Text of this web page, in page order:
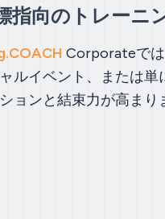
指向のトレーニ
Corporateでは
ルイベント、または
ョンと結束力が高まり